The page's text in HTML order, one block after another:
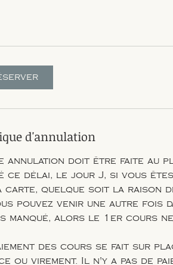
d'annulation
annulation doit être faite au
ce délai, le jour J, si vous
carte, quelque soit la raison
pouvez venir une autre fois
manqué, alors le 1er cours ne
des cours se fait sur
ou virement. Il n'y a pas de